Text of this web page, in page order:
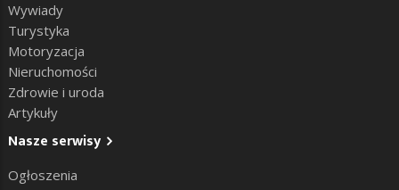
Wywiady
Turystyka
Motoryzacja
Nieruchomości
Zdrowie i uroda
Artykuły
Nasze serwisy
Ogłoszenia